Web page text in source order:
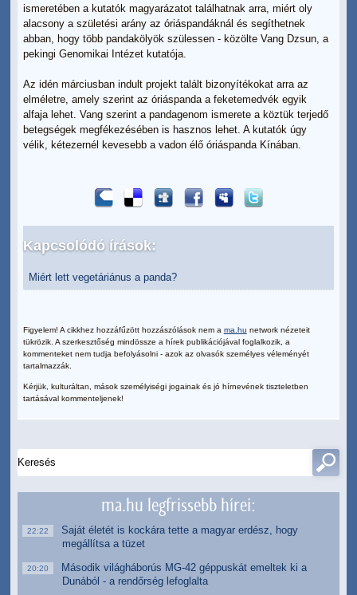
ismeretében a kutatók magyarázatot találhatnak arra, miért oly
alacsony a születési arány az óriáspandáknál és segíthetnek
abban, hogy több pandakölyök szülessen - közölte Vang Dzsun, a
pekingi Genomikai Intézet kutatója.
Az idén márciusban indult projekt talált bizonyítékokat arra az
elméletre, amely szerint az óriáspanda a feketemedvék egyik
alfaja lehet. Vang szerint a pandagenom ismerete a köztük terjedő
betegségek megfékezésében is hasznos lehet. A kutatók úgy
vélik, kétezernél kevesebb a vadon élő óriáspanda Kínában.
Kapcsolódó írások:
Miért lett vegetáriánus a panda?
Figyelem! A cikkhez hozzáfűzött hozzászólások nem a ma.hu network nézeteit
tükrözik. A szerkesztőség mindössze a hírek publikációjával foglalkozik, a
kommenteket nem tudja befolyásolni - azok az olvasók személyes véleményét
tartalmazzák.
Kérjük, kulturáltan, mások személyiségi jogainak és jó hírnevének tiszteletben
tartásával kommenteljenek!
ma.hu legfrissebb hírei:
22:22
Saját életét is kockára tette a magyar erdész, hogy
megállítsa a tüzet
20:20
Második világháborús MG-42 géppuskát emeltek ki a
Dunából - a rendőrség lefoglalta